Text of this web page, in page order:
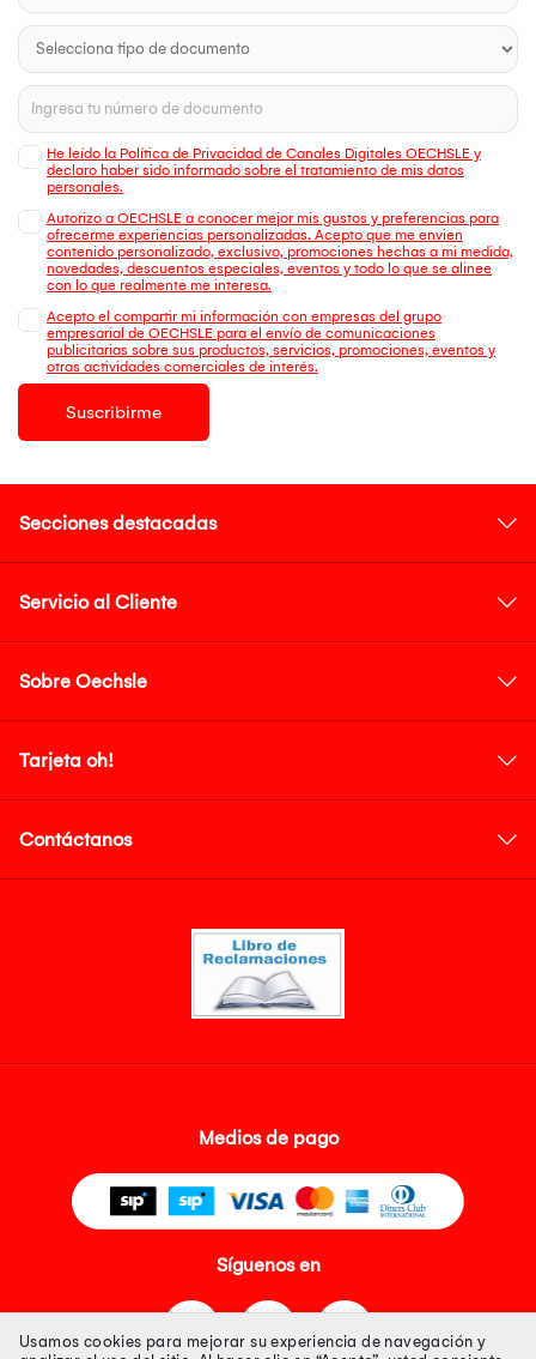
He leído la Política de Privacidad de Canales Digitales OECHSLE y
declaro haber sido informado sobre el tratamiento de mis datos
personales.
Autorizo a OECHSLE a conocer mejor mis gustos y preferencias para
ofrecerme experiencias personalizadas. Acepto que me envien
contenido personalizado, exclusivo, promociones hechas a mi medida,
novedades, descuentos especiales, eventos y todo lo que se alinee
con lo que realmente me interesa.
Acepto el compartir mi información con empresas del grupo
empresarial de OECHSLE para el envío de comunicaciones
publicitarias sobre sus productos, servicios, promociones, eventos y
otras actividades comerciales de interés.
Suscribirme
Secciones destacadas
Servicio al Cliente
Sobre Oechsle
Tarjeta oh!
Contáctanos
Medios de pago
Síguenos en
Usamos cookies para mejorar su experiencia de navegación y